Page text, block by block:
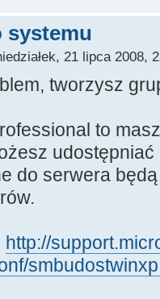
systemu
21 lipca 2008,
tworzysz
to
do serwera
http://